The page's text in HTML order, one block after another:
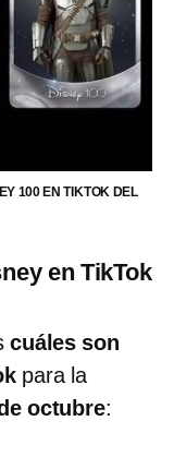
100 EN TIKTOK DEL
en TikTok
cuáles son
para la
octubre: